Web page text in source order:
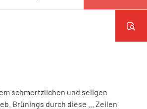
schmertzlichen und seligen
Brünings durch diese ... Zeilen